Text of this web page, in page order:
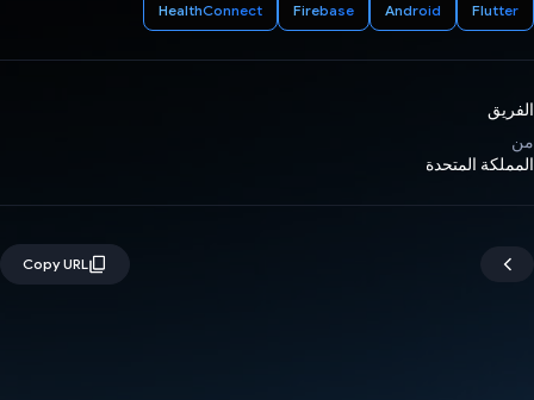
Flutter
Android
Firebase
HealthConnect
الفريق
من
المملكة المتحدة